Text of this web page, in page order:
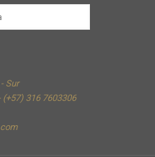
Sur
(+57) 316 7603306